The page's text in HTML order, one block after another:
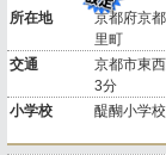
所在地
京都府京
里町
交通
京都市東
3分
小学校 醍醐小学校